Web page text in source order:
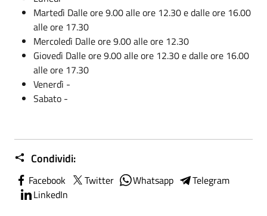
Martedì Dalle ore 9.00 alle ore 12.30 e dalle ore 16.00
alle ore 17.30
Mercoledì Dalle ore 9.00 alle ore 12.30
Giovedì Dalle ore 9.00 alle ore 12.30 e dalle ore 16.00
alle ore 17.30
Venerdì -
Sabato -
Condividi:
Facebook Twitter Whatsapp
Telegram
LinkedIn